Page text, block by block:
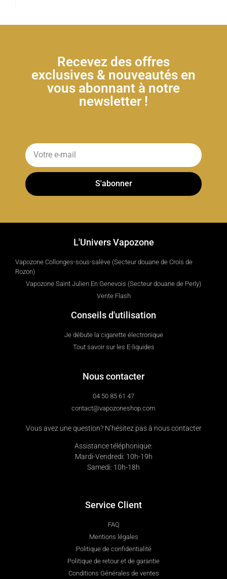
Recevez des offres
exclusives & nouveautés en
vous abonnant à notre
newsletter !
S'abonner
L'Univers Vapozone
Vapozone Collonges-sous-salève (Secteur douane de Crois de
Rozon)
Vapozone Saint Julien En Genevois (Secteur douane de Perly)
Vente Flash
Conseils d'utilisation
Je débute la cigarette électronique
Tout savoir sur les E-liquides
Nous contacter
04 50 85 61 47
contact@vapozoneshop.com
Vous avez une question? N’hésitez pas à nous contacter
Assistance téléphonique:
Mardi-Vendredi: 10h-19h
Samedi: 10h-18h
Service Client
FAQ
Mentions légales
Politique de confidentialité
Politique de retour et de garantie
Conditions Générales de ventes